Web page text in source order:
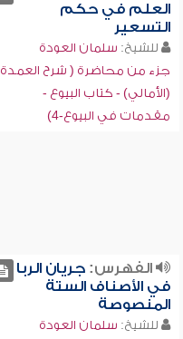
العلم في حكم
التسعير
للشيخ: سلمان العودة
جزء من محاضرة ( شرح العمدة
(الأمالي) - كتاب البيوع -
مقدمات في البيوع-4)
الفهرس:جريان الربا
في الأصناف الستة
المنصوصة
للشيخ: سلمان العودة